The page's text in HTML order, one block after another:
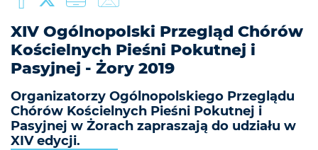
XIV Ogólnopolski Przegląd Chórów
Kościelnych Pieśni Pokutnej i
Pasyjnej - Żory 2019
Organizatorzy Ogólnopolskiego Przeglądu
Chórów Kościelnych Pieśni Pokutnej i
Pasyjnej w Żorach zapraszają do udziału w
XIV edycji.